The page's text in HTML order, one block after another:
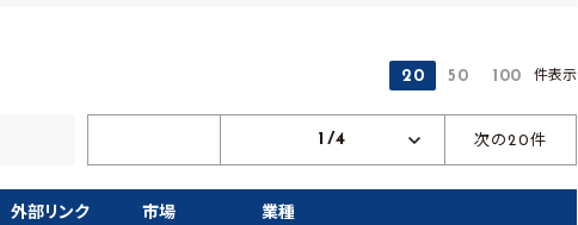
20 50 100 件表示
1/4 次の20件
外部リンク 市場 業種